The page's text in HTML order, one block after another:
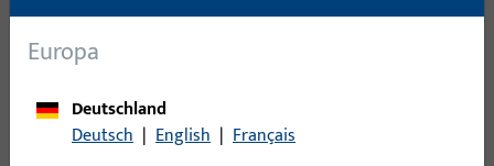
Bruttogewicht
1,305 KG
Verpackungseinheit
Mindestbestelleinheit
Europa
Deutschland
Deutsch | English | Français